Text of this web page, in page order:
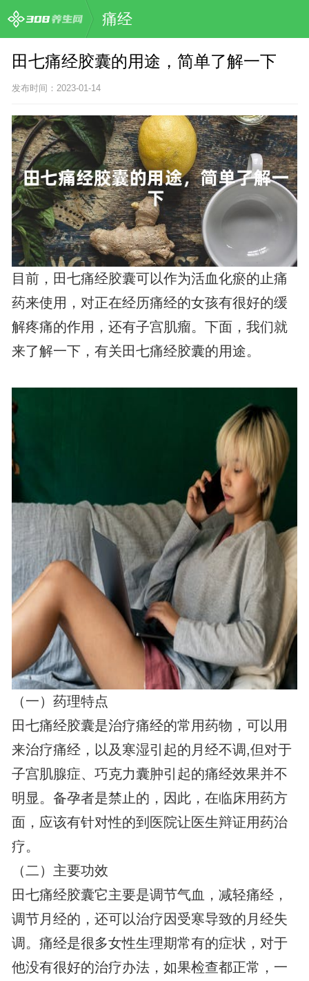
痛经
田七痛经胶囊的用途，简单了解一下
发布时间：2023-01-14
目前，田七痛经胶囊可以作为活血化瘀的止痛
药来使用，对正在经历痛经的女孩有很好的缓
解疼痛的作用，还有子宫肌瘤。下面，我们就
来了解一下，有关田七痛经胶囊的用途。
（一）药理特点
田七痛经胶囊是治疗痛经的常用药物，可以用
来治疗痛经，以及寒湿引起的月经不调,但对于
子宫肌腺症、巧克力囊肿引起的痛经效果并不
明显。备孕者是禁止的，因此，在临床用药方
面，应该有针对性的到医院让医生辩证用药治
疗。
（二）主要功效
田七痛经胶囊它主要是调节气血，减轻痛经，
调节月经的，还可以治疗因受寒导致的月经失
调。痛经是很多女性生理期常有的症状，对于
他没有很好的治疗办法，如果检查都正常，一